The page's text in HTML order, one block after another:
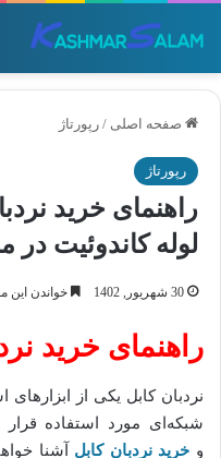
صفحه اصلی / رپورتاژ
رپورتاژ
راهنمای خرید
لوله کاندوئیت در
30 شهریور, 1402 خواندن این مطلب 3 دقیقه
راهنمای خرید
نردبان کابل یکی از
شبکه‌ای مورد استفاده
و خرید نردبان کابل آشنا